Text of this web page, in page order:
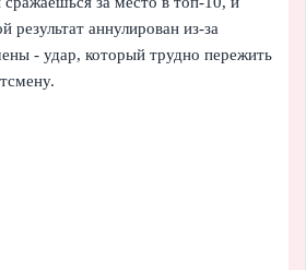
результат аннулирован из-за
- удар, который трудно пережить